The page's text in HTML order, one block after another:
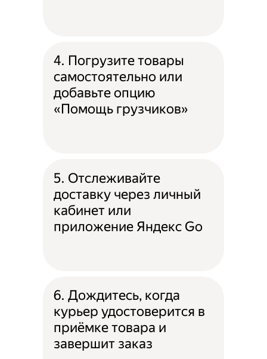
4. Погрузите товары
самостоятельно или
добавьте опцию
«Помощь грузчиков»
5. Отслеживайте
доставку через личный
кабинет или
приложение Яндекс Go
6. Дождитесь, когда
курьер удостоверится в
приёмке товара и
завершит заказ